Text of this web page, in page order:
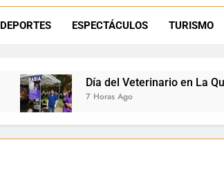
Dante Velázquez enfrenta el remate de la
DEPORTES ESPECTÁCULOS TURISMO
en La Quiaca: Zoonosis llevó